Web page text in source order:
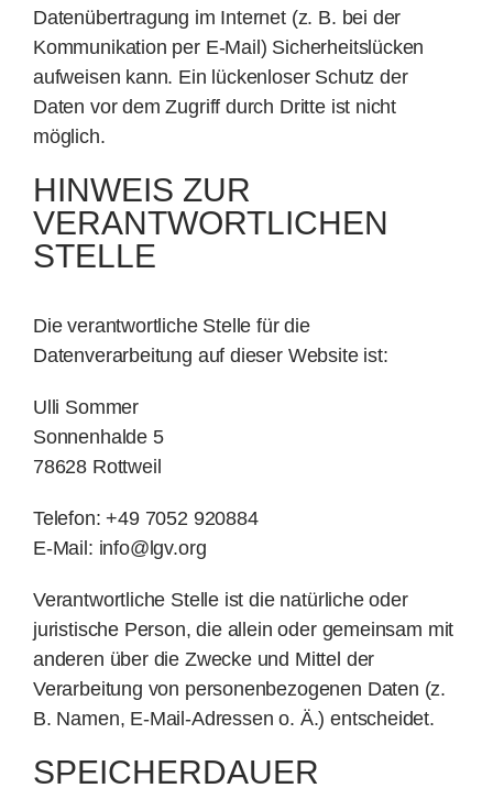
Datenübertragung im Internet (z. B. bei der
Kommunikation per E-Mail) Sicherheitslücken
aufweisen kann. Ein lückenloser Schutz der
Daten vor dem Zugriff durch Dritte ist nicht
möglich.
HINWEIS ZUR
VERANTWORTLICHEN
STELLE
Die verantwortliche Stelle für die
Datenverarbeitung auf dieser Website ist:
Ulli Sommer
Sonnenhalde 5
78628 Rottweil
Telefon: +49 7052 920884
E-Mail: info@lgv.org
Verantwortliche Stelle ist die natürliche oder
juristische Person, die allein oder gemeinsam mit
anderen über die Zwecke und Mittel der
Verarbeitung von personenbezogenen Daten (z.
B. Namen, E-Mail-Adressen o. Ä.) entscheidet.
SPEICHERDAUER